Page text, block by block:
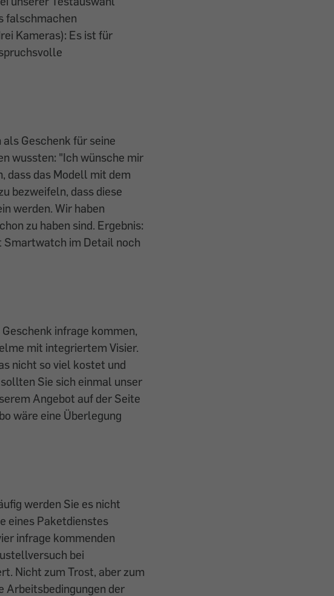
falschmachen
Kameras): Es ist für
Geschenk für seine
wussten: "Ich wünsche mir
dass das Modell mit dem
bezweifeln, dass diese
werden. Wir haben
zu haben sind. Ergebnis:
Smartwatch im Detail noch
infrage kommen,
mit integriertem Visier.
nicht so viel kostet und
Sie sich einmal unser
Angebot auf der Seite
wäre eine Überlegung
werden Sie es nicht
eines Paketdienstes
infrage kommenden
bei
Nicht zum Trost, aber zum
Arbeitsbedingungen der